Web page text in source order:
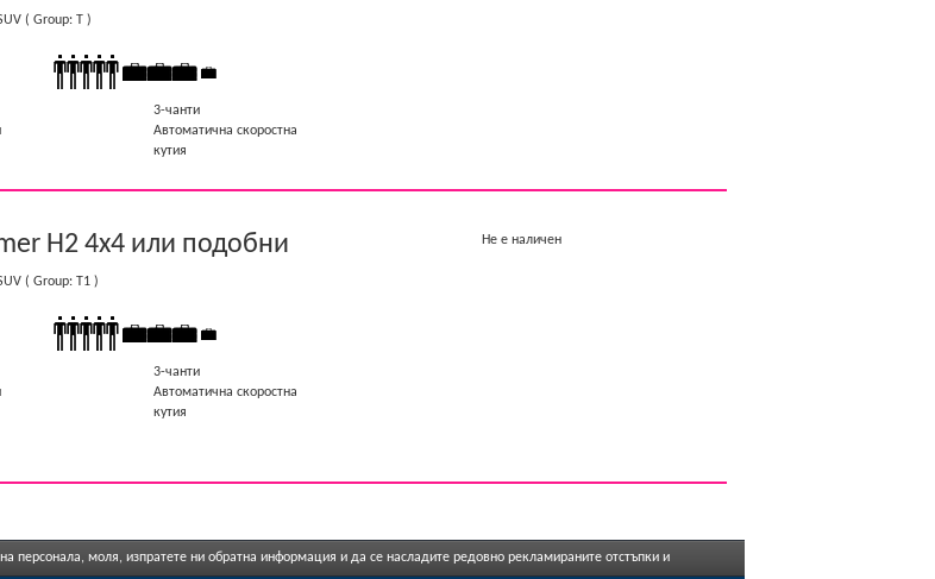
( Group: T )
3-чанти
Автоматична скоростна
кутия
H2 4x4 или подобни
( Group: T1 )
3-чанти
Автоматична скоростна
кутия
Не е наличен
персонала, моля, изпратете ни обратна информация и да се насладите редовно рекламираните отстъпки и